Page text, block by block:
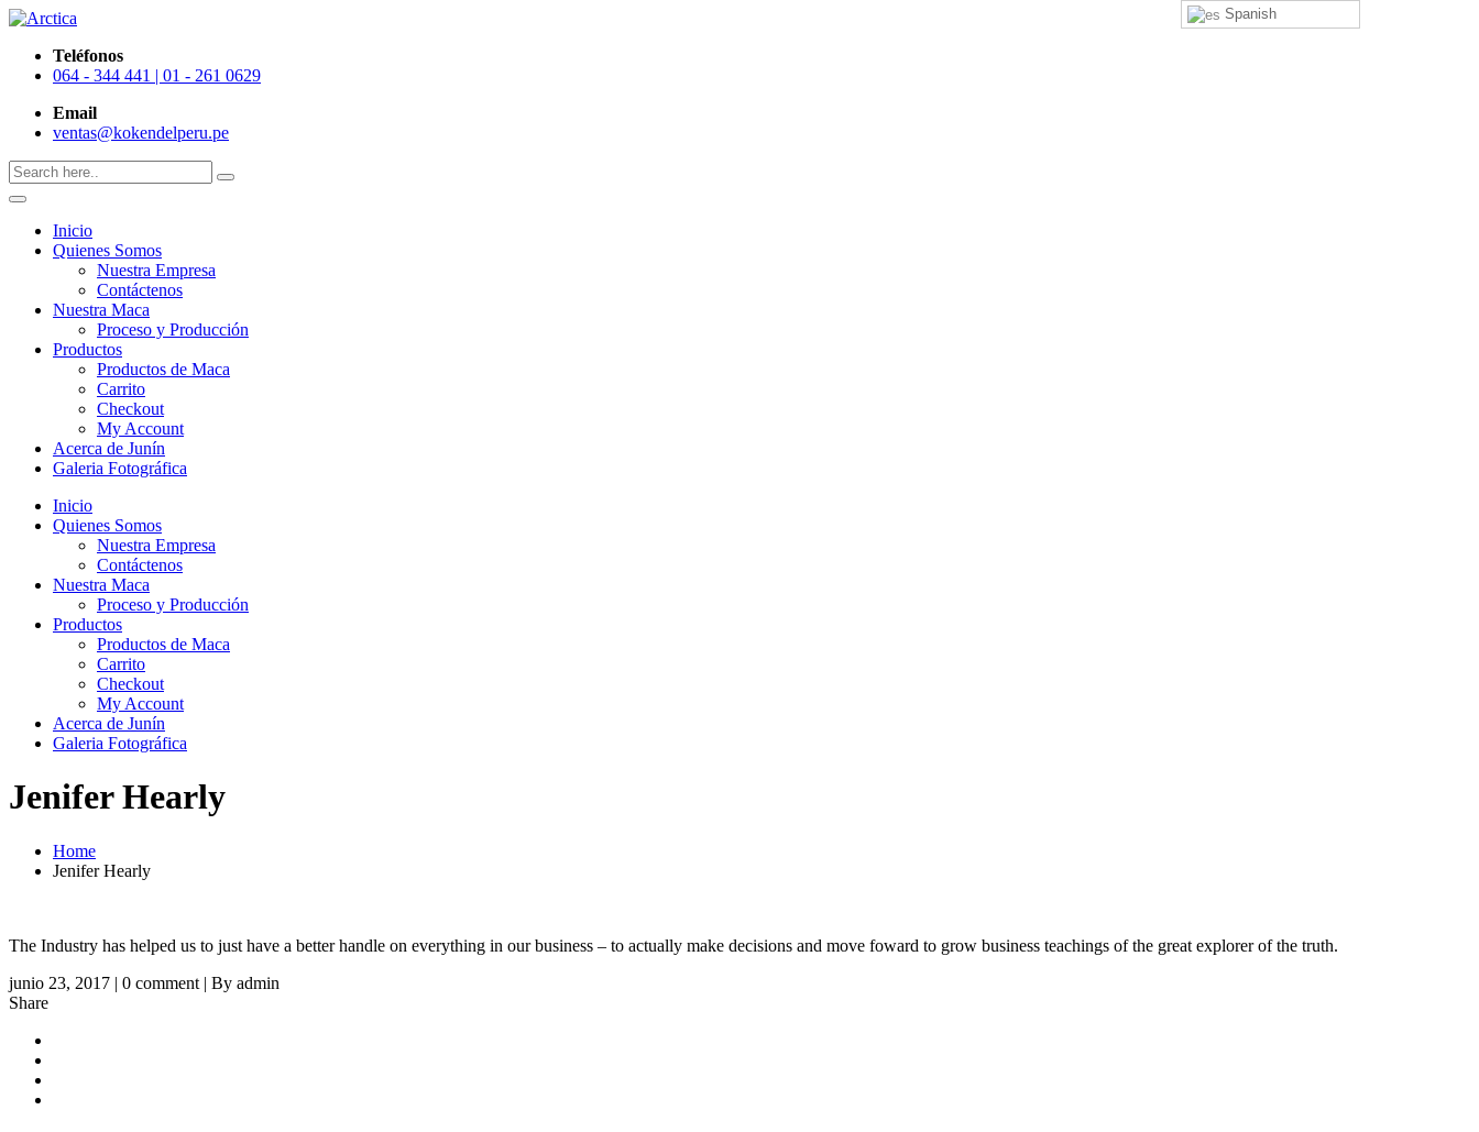
Teléfonos
064 - 344 441 | 01 - 261 0629
Email
ventas@kokendelperu.pe
Inicio
Quienes Somos
Nuestra Empresa
Contáctenos
Nuestra Maca
Proceso y Producción
Productos
Productos de Maca
Carrito
Checkout
My Account
Acerca de Junín
Galeria Fotográfica
Inicio
Quienes Somos
Nuestra Empresa
Contáctenos
Nuestra Maca
Proceso y Producción
Productos
Productos de Maca
Carrito
Checkout
My Account
Acerca de Junín
Galeria Fotográfica
Jenifer Hearly
Home
Jenifer Hearly
The Industry has helped us to just have a better handle on everything in our business – to actually make decisions and move foward to grow business teachings of the great explorer of the truth.
junio 23, 2017 | 0 comment | By admin
Share
Spanish